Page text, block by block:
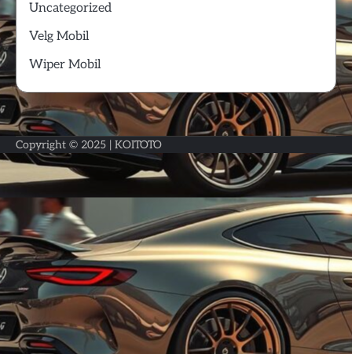
Uncategorized
Velg Mobil
Wiper Mobil
Copyright © 2025 | KOITOTO